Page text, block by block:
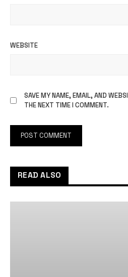
WEBSITE
SAVE MY NAME, EMAIL, AND
THE NEXT TIME I COMMENT.
READ ALSO